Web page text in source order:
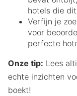
hotels die
Verfijn je
voor
perfecte
Onze tip: Lees
echte inzichten
boekt!